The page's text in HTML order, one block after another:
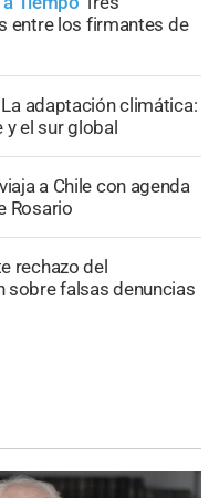
entre los firmantes de
La adaptación climática:
y el sur global
a Chile con agenda
Rosario
rechazo del
sobre falsas denuncias